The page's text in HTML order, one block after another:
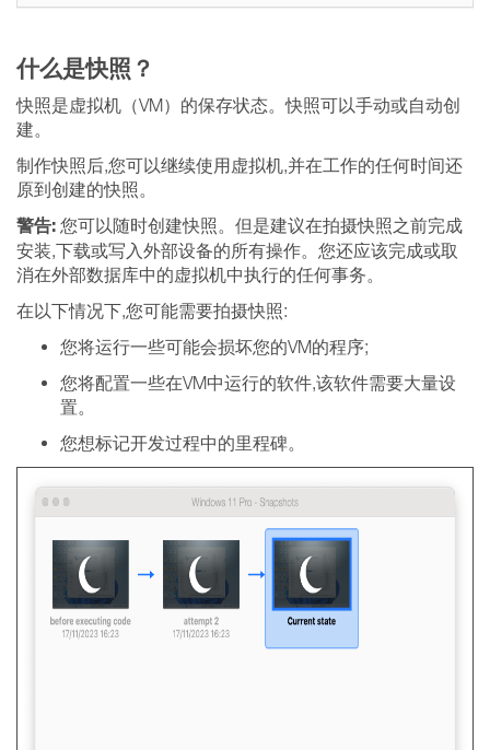
什么是快照？
快照是虚拟机（VM）的保存状态。快照可以手动或自动创
建。
制作快照后,您可以继续使用虚拟机,并在工作的任何时间还
原到创建的快照。
警告: 您可以随时创建快照。但是建议在拍摄快照之前完成
安装,下载或写入外部设备的所有操作。您还应该完成或取
消在外部数据库中的虚拟机中执行的任何事务。
在以下情况下,您可能需要拍摄快照:
您将运行一些可能会损坏您的VM的程序;
您将配置一些在VM中运行的软件,该软件需要大量设
置。
您想标记开发过程中的里程碑。